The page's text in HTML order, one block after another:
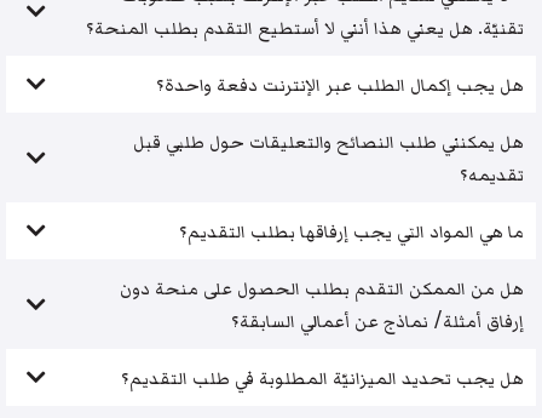
تقنيّة. هل يعني هذا أنني لا أستطيع التقدم بطلب المنحة؟
هل يجب إكمال الطلب عبر الإنترنت دفعة واحدة؟
هل يمكنني طلب النصائح والتعليقات حول طلبي قبل
تقديمه؟
ما هي المواد التي يجب إرفاقها بطلب التقديم؟
هل من الممكن التقدم بطلب الحصول على منحة دون
إرفاق أمثلة/ نماذج عن أعمالي السابقة؟
هل يجب تحديد الميزانيّة المطلوبة في طلب التقديم؟